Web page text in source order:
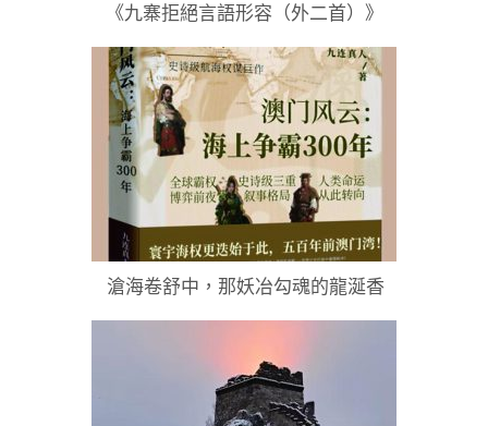
《九寨拒絕言語形容（外二首）》
滄海卷舒中，那妖冶勾魂的龍涎香